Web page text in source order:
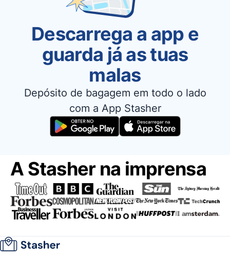
Descarrega a app e
guarda já as tuas
malas
Depósito de bagagem em todo o lado
com a App Stasher
A Stasher na imprensa